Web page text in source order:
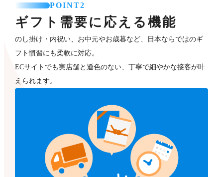
POINT2
ギフト需要に応える機能
のし掛け・内祝い、お中元やお歳暮など、日本ならではのギ
フト慣習にも柔軟に対応。
ECサイトでも実店舗と遜色のない、丁寧で細やかな接客が叶
えられます。